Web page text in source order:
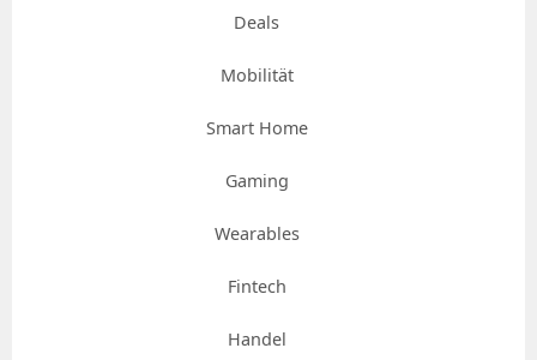
Deals
Mobilität
Smart Home
Gaming
Wearables
Fintech
Handel